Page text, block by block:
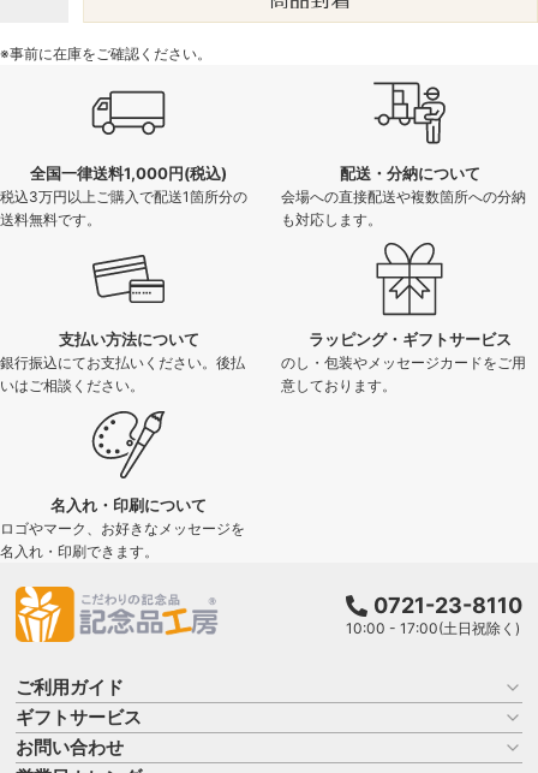
※事前に在庫をご確認ください。
全国一律送料1,000円(税込)
税込3万円以上ご購入で配送1箇所分の
送料無料です。
配送・分納について
会場への直接配送や複数箇所への分納
も対応します。
支払い方法について
銀行振込にてお支払いください。後払
いはご相談ください。
ラッピング・ギフトサービス
のし・包装やメッセージカードをご用
意しております。
名入れ・印刷について
ロゴやマーク、お好きなメッセージを
名入れ・印刷できます。
0721-23-8110
10:00 - 17:00(土日祝除く)
ご利用ガイド
お買い物ガイド
よくある質問
ギフトサービス
名入れについて
お問い合わせ